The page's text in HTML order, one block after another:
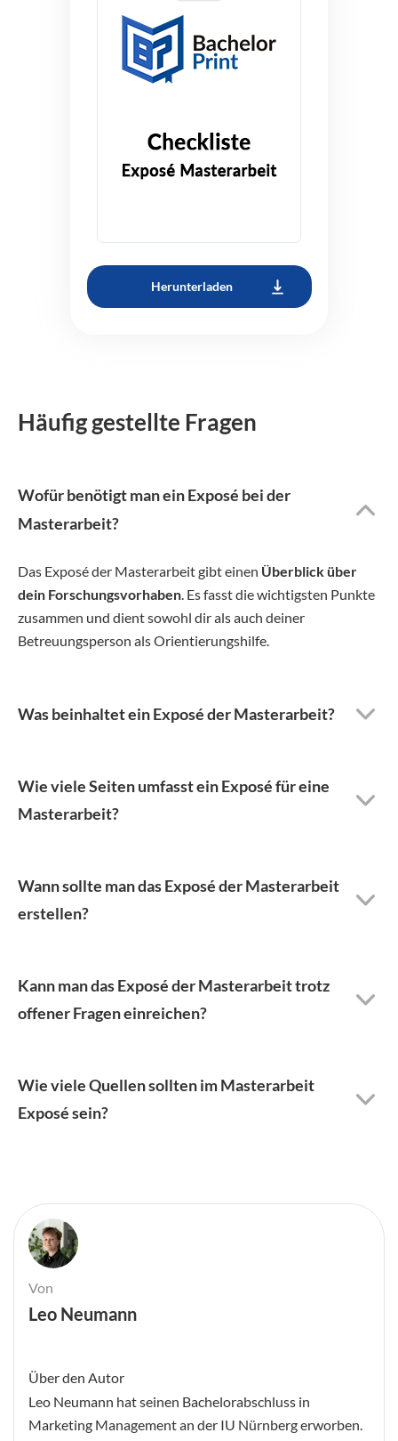
Herunterladen
Häufig gestellte Fragen
Wofür benötigt man ein Exposé bei der
Masterarbeit?
Das Exposé der Masterarbeit gibt einen Überblick über
dein Forschungsvorhaben . Es fasst die wichtigsten Punkte
zusammen und dient sowohl dir als auch deiner
Betreuungsperson als Orientierungshilfe.
Was beinhaltet ein Exposé der Masterarbeit?
Wie viele Seiten umfasst ein Exposé für eine
Masterarbeit?
Wann sollte man das Exposé der Masterarbeit
erstellen?
Kann man das Exposé der Masterarbeit trotz
offener Fragen einreichen?
Wie viele Quellen sollten im Masterarbeit
Exposé sein?
Von
Leo Neumann
Über den Autor
Leo Neumann hat seinen Bachelorabschluss in
Marketing Management an der IU Nürnberg erworben.